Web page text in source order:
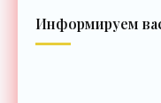
Информируем